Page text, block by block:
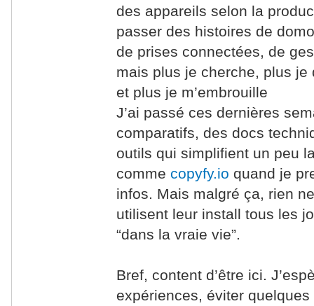
des appareils selon la
passer des histoires de
de prises connectées, de
mais plus je cherche, plus
et plus je m’embrouille
J’ai passé ces dernières
comparatifs, des docs
outils qui simplifient un peu
comme copyfy.io quand je
infos. Mais malgré ça, rien
utilisent leur install tous les
“dans la vraie vie”.
Bref, content d’être ici.
expériences, éviter